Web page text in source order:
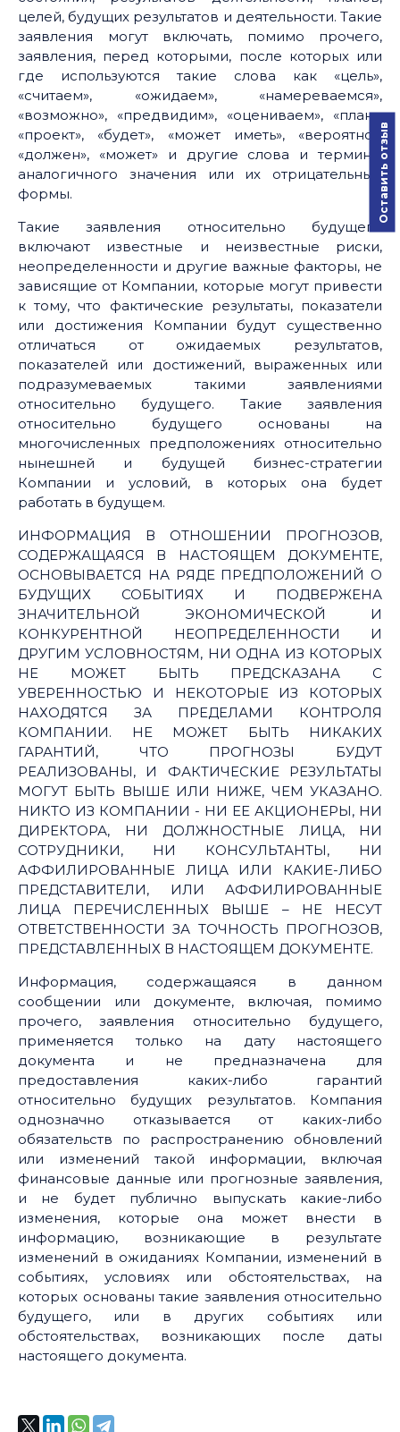
целей, будущих результатов и деятельности. Такие
заявления могут включать, помимо прочего,
заявления, перед которыми, после которых или
где используются такие слова как «цель»,
«считаем», «ожидаем», «намереваемся»,
«возможно», «предвидим», «оцениваем», «план»,
«проект», «будет», «может иметь», «вероятно»,
«должен», «может» и другие слова и термины
аналогичного значения или их отрицательные
формы.
Такие заявления относительно будущего
включают известные и неизвестные риски,
неопределенности и другие важные факторы, не
зависящие от Компании, которые могут привести
к тому, что фактические результаты, показатели
или достижения Компании будут существенно
отличаться от ожидаемых результатов,
показателей или достижений, выраженных или
подразумеваемых такими заявлениями
относительно будущего. Такие заявления
относительно будущего основаны на
многочисленных предположениях относительно
нынешней и будущей бизнес-стратегии
Компании и условий, в которых она будет
работать в будущем.
ИНФОРМАЦИЯ В ОТНОШЕНИИ ПРОГНОЗОВ,
СОДЕРЖАЩАЯСЯ В НАСТОЯЩЕМ ДОКУМЕНТЕ,
ОСНОВЫВАЕТСЯ НА РЯДЕ ПРЕДПОЛОЖЕНИЙ О
БУДУЩИХ СОБЫТИЯХ И ПОДВЕРЖЕНА
ЗНАЧИТЕЛЬНОЙ ЭКОНОМИЧЕСКОЙ И
КОНКУРЕНТНОЙ НЕОПРЕДЕЛЕННОСТИ И
ДРУГИМ УСЛОВНОСТЯМ, НИ ОДНА ИЗ КОТОРЫХ
НЕ МОЖЕТ БЫТЬ ПРЕДСКАЗАНА С
УВЕРЕННОСТЬЮ И НЕКОТОРЫЕ ИЗ КОТОРЫХ
НАХОДЯТСЯ ЗА ПРЕДЕЛАМИ КОНТРОЛЯ
КОМПАНИИ. НЕ МОЖЕТ БЫТЬ НИКАКИХ
ГАРАНТИЙ, ЧТО ПРОГНОЗЫ БУДУТ
РЕАЛИЗОВАНЫ, И ФАКТИЧЕСКИЕ РЕЗУЛЬТАТЫ
МОГУТ БЫТЬ ВЫШЕ ИЛИ НИЖЕ, ЧЕМ УКАЗАНО.
НИКТО ИЗ КОМПАНИИ - НИ ЕЕ АКЦИОНЕРЫ, НИ
ДИРЕКТОРА, НИ ДОЛЖНОСТНЫЕ ЛИЦА, НИ
СОТРУДНИКИ, НИ КОНСУЛЬТАНТЫ, НИ
АФФИЛИРОВАННЫЕ ЛИЦА ИЛИ КАКИЕ-ЛИБО
ПРЕДСТАВИТЕЛИ, ИЛИ АФФИЛИРОВАННЫЕ
ЛИЦА ПЕРЕЧИСЛЕННЫХ ВЫШЕ – НЕ НЕСУТ
ОТВЕТСТВЕННОСТИ ЗА ТОЧНОСТЬ ПРОГНОЗОВ,
ПРЕДСТАВЛЕННЫХ В НАСТОЯЩЕМ ДОКУМЕНТЕ.
Информация, содержащаяся в данном
сообщении или документе, включая, помимо
прочего, заявления относительно будущего,
применяется только на дату настоящего
документа и не предназначена для
предоставления каких-либо гарантий
относительно будущих результатов. Компания
однозначно отказывается от каких-либо
обязательств по распространению обновлений
или изменений такой информации, включая
финансовые данные или прогнозные заявления,
и не будет публично выпускать какие-либо
изменения, которые она может внести в
информацию, возникающие в результате
изменений в ожиданиях Компании, изменений в
событиях, условиях или обстоятельствах, на
которых основаны такие заявления относительно
будущего, или в других событиях или
обстоятельствах, возникающих после даты
настоящего документа.
Оставить отзыв